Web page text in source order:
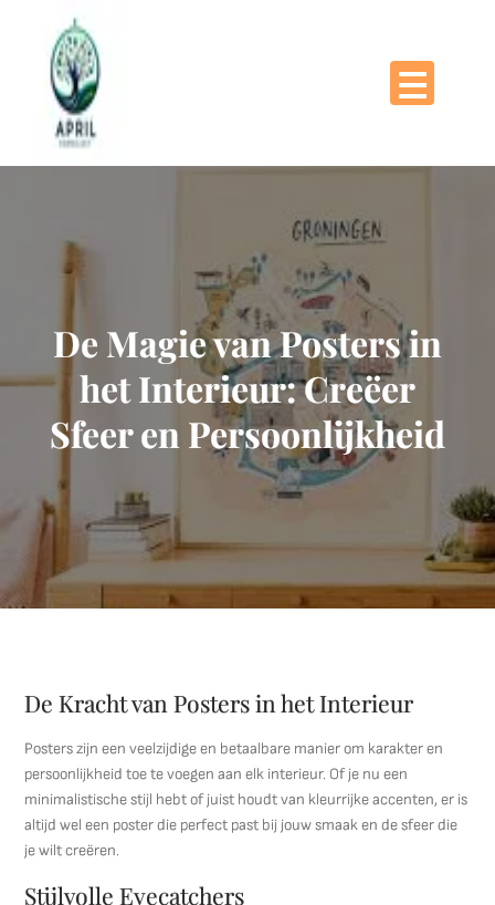
De Magie van Posters in
het Interieur: Creëer
Sfeer en Persoonlijkheid
De Kracht van Posters in het Interieur
Posters zijn een veelzijdige en betaalbare manier om karakter en
persoonlijkheid toe te voegen aan elk interieur. Of je nu een
minimalistische stijl hebt of juist houdt van kleurrijke accenten, er is
altijd wel een poster die perfect past bij jouw smaak en de sfeer die
je wilt creëren.
Stijlvolle Eyecatchers